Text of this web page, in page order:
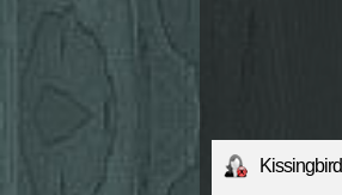
Kissingbird